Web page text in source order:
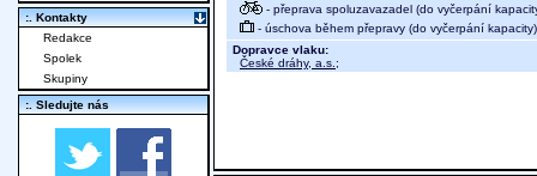
- přeprava spoluzavazadel (do vyčerpání
- úschova během přepravy (do vyčerpání kapacity)
Dopravce vlaku:
České dráhy, a.s. ;
:. Kontakty
Redakce
Spolek
Skupiny
:. Sledujte nás